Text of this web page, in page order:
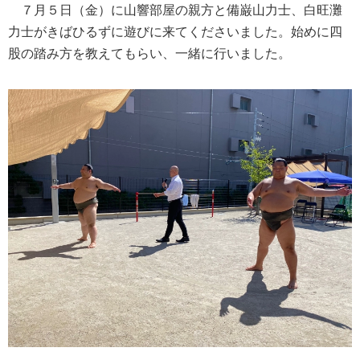
７月５日（金）に山響部屋の親方と備巌山力士、白旺灘
力士がきばひるずに遊びに来てくださいました。始めに四
股の踏み方を教えてもらい、一緒に行いました。